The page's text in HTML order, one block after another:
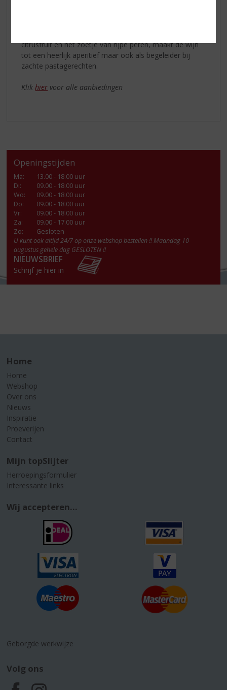
citrusfruit en het zoetje van rijpe peren, maakt de wijn
tot een heerlijk aperitief maar ook als begeleider bij
zachte pastagerechten.
Klikhier voor alle aanbiedingen
Openingstijden
Ma:
13.00 - 18.00 uur
Di:
09.00 - 18.00 uur
Wo:
09.00 - 18.00 uur
Do:
09.00 - 18.00 uur
Vr:
09.00 - 18.00 uur
Za:
09.00 - 17.00 uur
Zo:
Gesloten
U kunt ook altijd 24/7 op onze webshop bestellen !! Maandag 10
augustus gehele dag GESLOTEN !!
NIEUWSBRIEF
Schrijf je hier in
Home
Home
Webshop
Over ons
Nieuws
Inspiratie
Proeverijen
Contact
Mijn topSlijter
Herroepingsformulier
Interessante links
Wij accepteren...
Geborgde werkwijze
Volg ons